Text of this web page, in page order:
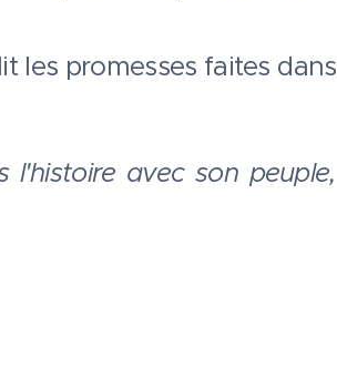
les promesses faites dans
avec son peuple,